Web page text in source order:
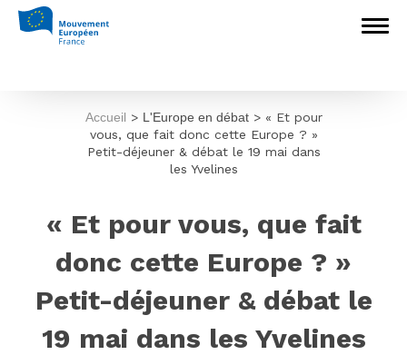
Accueil > L'Europe en débat> « Et pour
vous, que fait donc cette Europe ? »
Petit-déjeuner & débat le 19 mai dans
les Yvelines
« Et pour vous, que fait
donc cette Europe ? »
Petit-déjeuner & débat le
19 mai dans les Yvelines